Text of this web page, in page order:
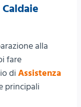
alla
fare
di Assistenza
principali